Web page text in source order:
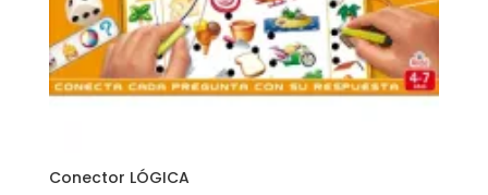
Conector LÓGICA